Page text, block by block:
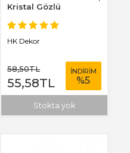
Kristal Gözlü
HK Dekor
58,50TL
55,58TL
İNDİRİM
%5
Stokta yok